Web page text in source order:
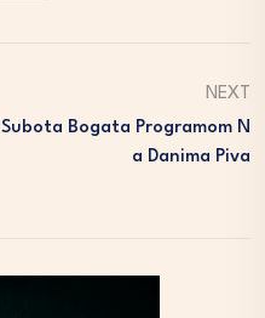
NEXT
Subota Bogata Programom N
A Danima Piva